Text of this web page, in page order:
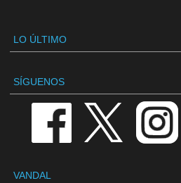
LO ÚLTIMO
SÍGUENOS
VANDAL